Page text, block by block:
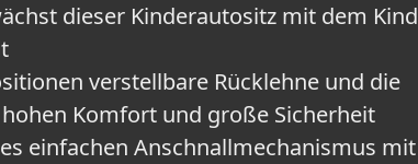
dieser Kinderautositz mit dem Kind
verstellbare Rücklehne und die
Komfort und große Sicherheit
einfachen Anschnallmechanismus mit